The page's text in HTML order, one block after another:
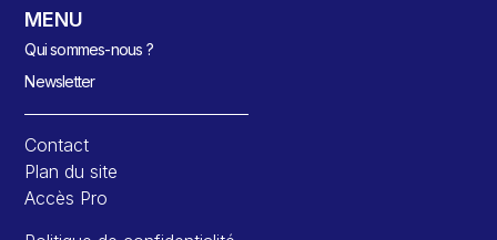
MENU
Qui sommes-nous ?
Newsletter
Contact
Plan du site
Accès Pro